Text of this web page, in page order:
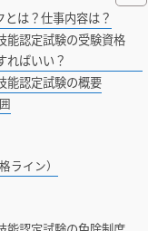
とは？仕事内容は？
能認定試験の受験資格
ればいい？
能認定試験の概要
ライン）